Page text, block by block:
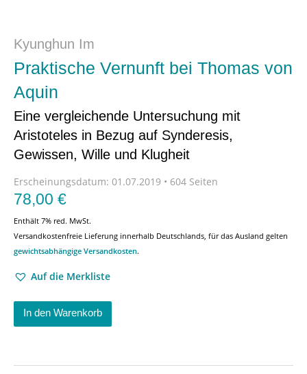
Kyunghun Im
Praktische Vernunft bei Thomas von
Aquin
Eine vergleichende Untersuchung mit
Aristoteles in Bezug auf Synderesis,
Gewissen, Wille und Klugheit
Erscheinungsdatum: 01.07.2019 • 604 Seiten
78,00 €
Enthält 7% red. MwSt.
Versandkostenfreie Lieferung innerhalb Deutschlands, für das Ausland gelten
gewichtsabhängige Versandkosten.
Auf die Merkliste
In den Warenkorb